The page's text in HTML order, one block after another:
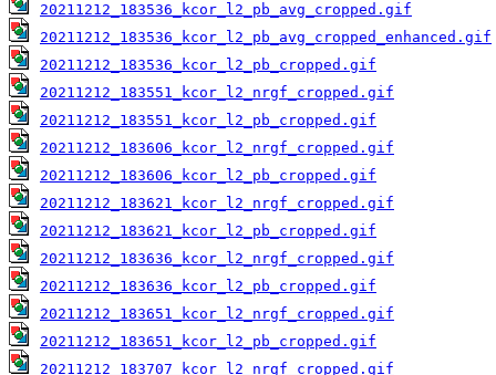
20211212_183536_kcor_l2_pb_avg_cropped.gif
20211212_183536_kcor_l2_pb_avg_cropped_enhanced.gif
20211212_183536_kcor_l2_pb_cropped.gif
20211212_183551_kcor_l2_nrgf_cropped.gif
20211212_183551_kcor_l2_pb_cropped.gif
20211212_183606_kcor_l2_nrgf_cropped.gif
20211212_183606_kcor_l2_pb_cropped.gif
20211212_183621_kcor_l2_nrgf_cropped.gif
20211212_183621_kcor_l2_pb_cropped.gif
20211212_183636_kcor_l2_nrgf_cropped.gif
20211212_183636_kcor_l2_pb_cropped.gif
20211212_183651_kcor_l2_nrgf_cropped.gif
20211212_183651_kcor_l2_pb_cropped.gif
20211212_183707_kcor_l2_nrgf_cropped.gif